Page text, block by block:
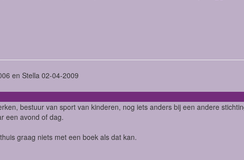
en Stella 02-04-2009
bestuur van sport van kinderen, nog iets anders bij een andere
een avond of dag.
graag niets met een boek als dat kan.